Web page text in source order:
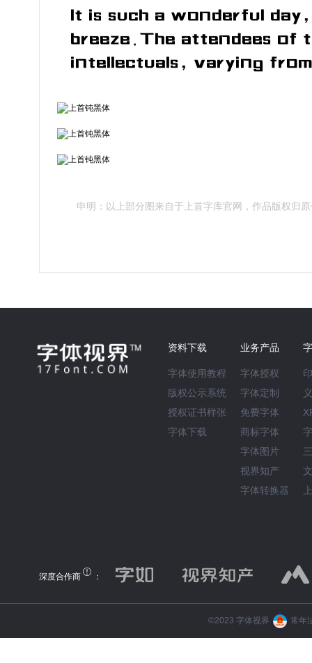
It is such a wonderful
breeze.The attendees of
intellectuals, varying
申明：以上部分图来自于上首字库官网，作品版权归
资料下载
字体使用教程
版权公示系统
授权证书样张
字体下载
业务产品
字体授权
字体定制
免费字体
商标字体
字体图片
视界知产
字体转换器
深度合作商 ：
©️2023 字体视界 常年